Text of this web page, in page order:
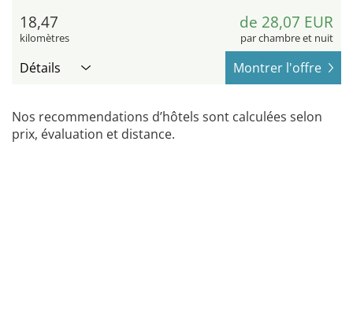
18,47
kilomètres
de 28,07 EUR
par chambre et nuit
Détails Montrer l'offre
Nos recommendations d’hôtels sont calculées selon
prix, évaluation et distance.